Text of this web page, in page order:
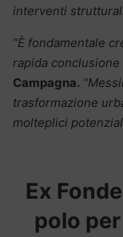
interventi
“È fondamentale
rapida conclusione
Campagna.
trasformazione
molteplici
Ex
polo